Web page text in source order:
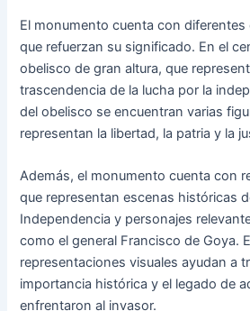
El monumento cuenta con
que refuerzan su significado. En el
obelisco de gran altura, que
trascendencia de la lucha por la
del obelisco se encuentran varias
representan la libertad, la patria y la
Además, el monumento cuenta con
que representan escenas históricas
Independencia y personajes
como el general Francisco de Goya.
representaciones visuales ayudan a
importancia histórica y el legado de
enfrentaron al invasor.